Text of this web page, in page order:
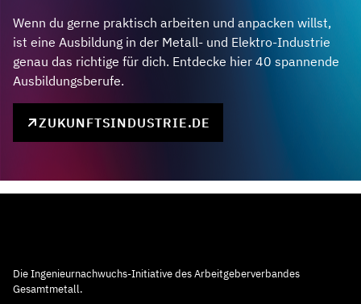
Wenn du gerne praktisch arbeiten und anpacken willst,
ist eine Ausbildung in der Metall- und Elektro-Industrie
genau das richtige für dich. Entdecke hier 40 spannende
Ausbildungsberufe.
ZUKUNFTSINDUSTRIE.DE
Die Ingenieurnachwuchs-Initiative des Arbeitgeberverbandes
Gesamtmetall.